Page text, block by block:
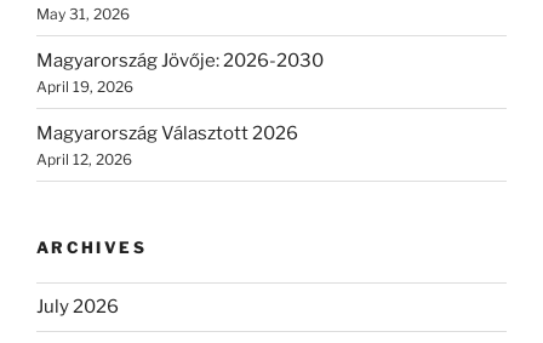
May 31, 2026
Magyarország Jövője: 2026-2030
April 19, 2026
Magyarország Választott 2026
April 12, 2026
ARCHIVES
July 2026